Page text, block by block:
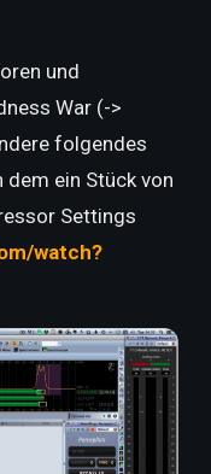
und
War (->
folgendes
dem ein Stück von
Settings
watch?